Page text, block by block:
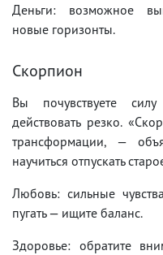
Деньги: возможное
новые горизонты.
Скорпион
Вы почувствуете
действовать резко.
трансформации, —
научиться отпускать
Любовь: сильные
пугать — ищите баланс.
Здоровье: обратите